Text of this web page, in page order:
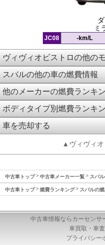
ミ
JC08 -km/L
ヴィヴィオビストロの他の
スバルの他の車の燃費情報
他のメーカーの燃費ランキ
ボディタイプ別燃費ランキ
車を売却する
▲ヴィヴィ
中古車トップ 中古車メーカー一覧 スバ
中古車トップ 燃費ランキング スバルの
中古車情報ならカーセンサ
車買取・車
プライバシー